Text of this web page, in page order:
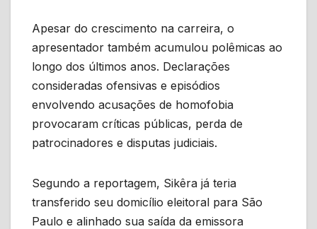
Apesar do crescimento na carreira, o
apresentador também acumulou polêmicas ao
longo dos últimos anos. Declarações
consideradas ofensivas e episódios
envolvendo acusações de homofobia
provocaram críticas públicas, perda de
patrocinadores e disputas judiciais.
Segundo a reportagem, Sikêra já teria
transferido seu domicílio eleitoral para São
Paulo e alinhado sua saída da emissora